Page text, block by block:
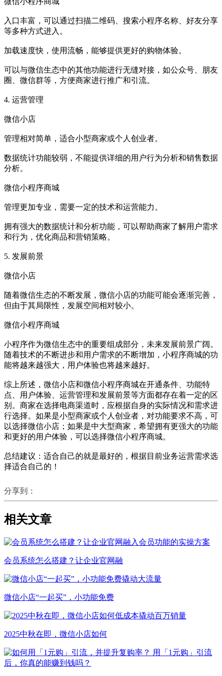
入口丰富，可以通过扫描二维码、搜索小程序名称、好友分享
等多种方式进入。
加载速度快，使用流畅，能够提供更好的购物体验。
可以与微信生态中的其他功能进行无缝对接，如公众号、朋友
圈、微信群等，方便商家进行推广和引流。
4. 运营管理
微信小店
管理相对简单，适合小型商家或个人创业者。
数据统计功能较弱，不能提供详细的用户行为分析和销售数据
分析。
微信小程序商城
管理更加专业，需要一定的技术和运营能力。
拥有强大的数据统计和分析功能，可以帮助商家了解用户需求
和行为，优化商品和营销策略。
5. 发展前景
微信小店
随着微信生态的不断发展，微信小店的功能可能会逐渐完善，
但由于其局限性，发展空间相对较小。
微信小程序商城
小程序作为微信生态中的重要组成部分，未来发展前景广阔。
随着技术的不断进步和用户需求的不断增加，小程序商城的功
能将越来越强大，用户体验也将越来越好。
综上所述，微信小店和微信小程序商城在开通条件、功能特
点、用户体验、运营管理和发展前景等方面都存在着一定的区
别。商家在选择电商渠道时，应根据自身的实际情况和需求进
行选择。如果是小型商家或个人创业者，对功能要求不高，可
以选择微信小店；如果是中大型商家，希望拥有更强大的功能
和更好的用户体验，可以选择微信小程序商城。
总结建议：适合自己的就是最好的，根据目前业务运营需求选
择适合自己的！
分享到：
相关文章
会员系统怎么搭建？让企业官网融
微信小店“一起买”，小功能免费
2025中秋在即，微信小店如何